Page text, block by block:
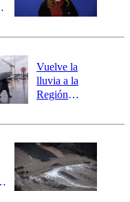
Vuelve la
lluvia a la
Región
este es el
la DMC para
este viernes